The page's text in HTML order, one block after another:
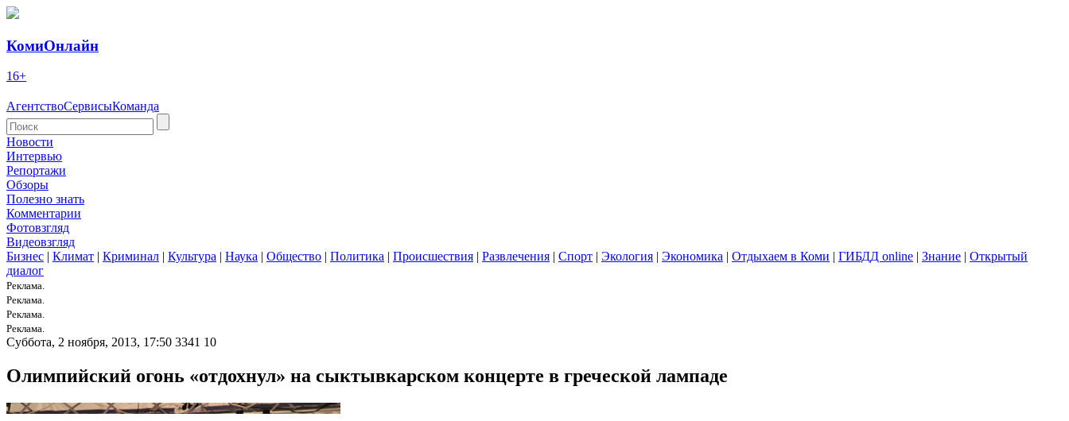
КомиОнлайн
16+
АгентствоСервисыКоманда
Новости
Интервью
Репортажи
Обзоры
Полезно знать
Комментарии
Фотовзгляд
Видеовзгляд
Бизнес | Климат | Криминал | Культура | Наука | Общество | Политика | Происшествия | Развлечения | Спорт | Экология | Экономика | Отдыхаем в Коми | ГИБДД online | Знание | Открытый
диалог
Реклама.
Реклама.
Реклама.
Реклама.
Суббота, 2 ноября, 2013, 17:50 3341 10
Олимпийский огонь «отдохнул» на сыктывкарском концерте в греческой лампаде